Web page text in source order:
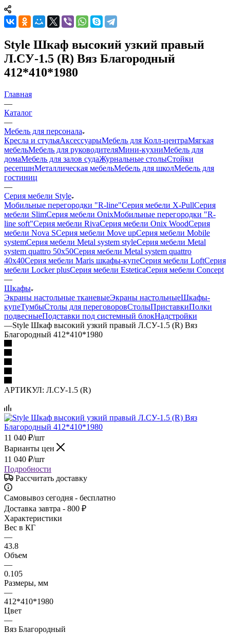
Style Шкаф высокий узкий правый
Л.СУ-1.5 (R) Вяз Благородный
412*410*1980
Главная
—
Каталог
—
Мебель для персонала
Кресла и стульяАксессуарыМебель для Колл-центраМягкая
мебельМебель для руководителяМини-кухниМебель для
домаМебель для залов судаЖурнальные столыСтойки
ресепшнМеталлическая мебельМебель для школМебель для
гостиниц
—
Серия мебели Style
Мобильные перегородки "R-line"Серия мебели X-PullСерия
мебели SlimСерия мебели OnixМобильные перегородки "R-
line soft"Серия мебели RivaСерия мебели Onix WoodСерия
мебели Nova SСерия мебели Move upСерия мебели Mobile
systemСерия мебели Metal system styleСерия мебели Metal
system quattro 50x50Серия мебели Metal system quattro
40x40Серия мебели Maris шкафы-купеСерия мебели LoftСерия
мебели Locker plusСерия мебели EsteticaСерия мебели Concept
—
Шкафы
Экраны настольные тканевыеЭкраны настольныеШкафы-
купеТумбыСтолы для переговоровСтолыПриставкиПолки
подвесныеПодставки под системный блокНадстройки
—Style Шкаф высокий узкий правый Л.СУ-1.5 (R) Вяз
Благородный 412*410*1980
АРТИКУЛ: Л.СУ-1.5 (R)
11 040 ₽/шт
Варианты цен
11 040 ₽/шт
Подробности
Рассчитать доставку
Самовывоз сегодня - бесплатно
Доставка завтра - 800 ₽
Характеристики
Вес в КГ
—
43.8
Объем
—
0.105
Размеры, мм
—
412*410*1980
Цвет
—
Вяз Благородный